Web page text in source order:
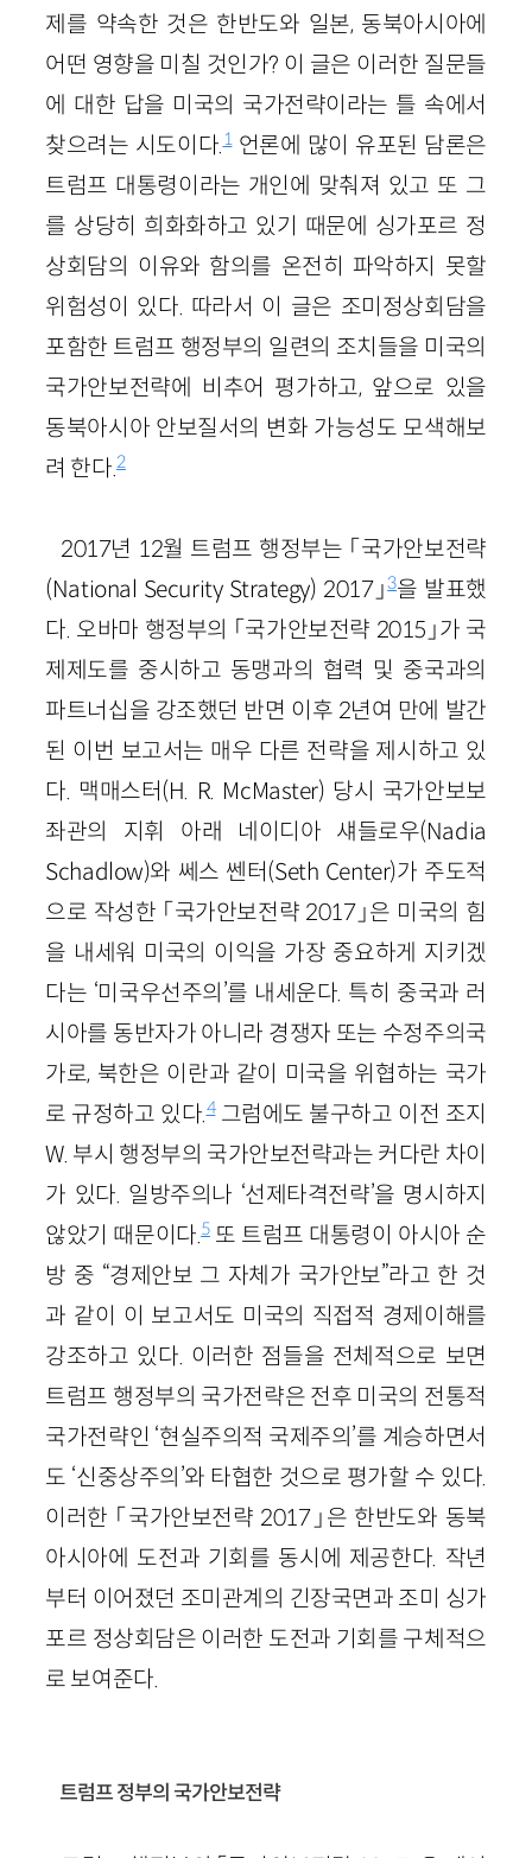
제를 약속한 것은 한반도와 일본, 동북아시아에
어떤 영향을 미칠 것인가? 이 글은 이러한 질문들
에 대한 답을 미국의 국가전략이라는 틀 속에서
찾으려는 시도이다.1언론에 많이 유포된 담론은
트럼프 대통령이라는 개인에 맞춰져 있고 또 그
를 상당히 희화화하고 있기 때문에 싱가포르 정
상회담의 이유와 함의를 온전히 파악하지 못할
위험성이 있다. 따라서 이 글은 조미정상회담을
포함한 트럼프 행정부의 일련의 조치들을 미국의
국가안보전략에 비추어 평가하고, 앞으로 있을
동북아시아 안보질서의 변화 가능성도 모색해보
려 한다.2
2017년 12월 트럼프 행정부는 「국가안보전략
(National Security Strategy) 2017」3을 발표했
다. 오바마 행정부의 「국가안보전략 2015」가 국
제제도를 중시하고 동맹과의 협력 및 중국과의
파트너십을 강조했던 반면 이후 2년여 만에 발간
된 이번 보고서는 매우 다른 전략을 제시하고 있
다. 맥매스터(H. R. McMaster) 당시 국가안보보
좌관의 지휘 아래 네이디아 섀들로우(Nadia
Schadlow)와 쎄스 쎈터(Seth Center)가 주도적
으로 작성한 「국가안보전략 2017」은 미국의 힘
을 내세워 미국의 이익을 가장 중요하게 지키겠
다는 ‘미국우선주의’를 내세운다. 특히 중국과 러
시아를 동반자가 아니라 경쟁자 또는 수정주의국
가로, 북한은 이란과 같이 미국을 위협하는 국가
로 규정하고 있다.4그럼에도 불구하고 이전 조지
W. 부시 행정부의 국가안보전략과는 커다란 차이
가 있다. 일방주의나 ‘선제타격전략’을 명시하지
않았기 때문이다.5또 트럼프 대통령이 아시아 순
방 중 “경제안보 그 자체가 국가안보”라고 한 것
과 같이 이 보고서도 미국의 직접적 경제이해를
강조하고 있다. 이러한 점들을 전체적으로 보면
트럼프 행정부의 국가전략은 전후 미국의 전통적
국가전략인 ‘현실주의적 국제주의’를 계승하면서
도 ‘신중상주의’와 타협한 것으로 평가할 수 있다.
이러한 「국가안보전략 2017」은 한반도와 동북
아시아에 도전과 기회를 동시에 제공한다. 작년
부터 이어졌던 조미관계의 긴장국면과 조미 싱가
포르 정상회담은 이러한 도전과 기회를 구체적으
로 보여준다.
트럼프 정부의 국가안보전략